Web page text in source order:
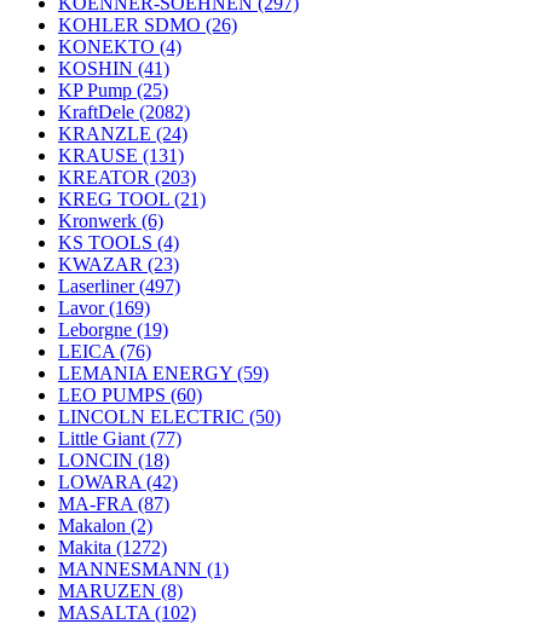
KOHLER SDMO (26)
KONEKTO (4)
KOSHIN (41)
KP Pump (25)
KraftDele (2082)
KRANZLE (24)
KRAUSE (131)
KREATOR (203)
KREG TOOL (21)
Kronwerk (6)
KS TOOLS (4)
KWAZAR (23)
Laserliner(497)
Lavor(169)
Leborgne (19)
LEICA (76)
LEMANIA ENERGY (59)
LEO PUMPS (60)
LINCOLN ELECTRIC (50)
Little Giant (77)
LONCIN (18)
LOWARA (42)
MA-FRA (87)
Makalon (2)
Makita (1272)
MANNESMANN (1)
MARUZEN (8)
MASALTA (102)